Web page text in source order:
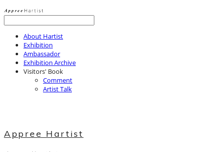
About Hartist
Exhibition
Ambassador
Exhibition Archive
Visitors' Book
Comment
Artist Talk
Appree Hartist